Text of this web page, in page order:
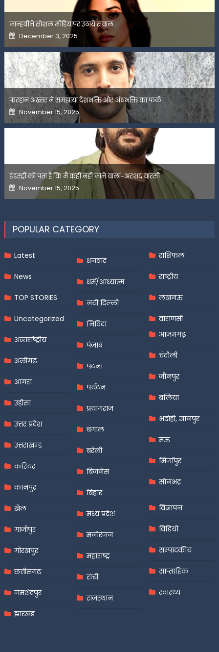
जान्हवीने सोशल मीडियापर उठाये सवाल
Posted
on
December 3, 2025
फरहान अख्तर ने समझाया देशभक्ति और अंधभक्ति का फर्क
Posted
on
November 15, 2025
इंडस्ट्री को पता है कि मैं कहीं नहीं जाने वाला-अरशद वारसी
Posted
on
November 15, 2025
POPULAR CATEGORY
Latest
News
TOP STORIES
Uncategorized
अन्तर्राष्ट्रीय
अलीगढ़
आगरा
उड़ीसा
उत्तर प्रदेश
उत्तराखण्ड
करियर
कानपुर
खेल
गाजीपुर
गोरखपुर
छत्तीसगढ़
जमशेदपुर
झारखंड
धनबाद
धर्म/आध्यात्म
नयी दिल्ली
निविदा
पंजाब
पटना
पर्यटन
प्रयागराज
बंगाल
बरेली
बिजनेस
बिहार
मध्य प्रदेश
मनोरंजन
महाराष्ट्र
रांची
राजस्थान
राशिफल
राष्ट्रीय
लखनऊ
वाराणसी
आज़मगढ़
चंदौली
जौनपुर
बलिया
भदोही, ज्ञानपुर
मऊ
मिर्जापुर
सोनभद्र
विज्ञापन
विडियो
सम्पादकीय
साप्ताहिक
स्वास्थ्य